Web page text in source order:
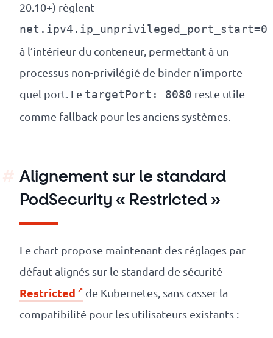
20.10+) règlent
net.ipv4.ip_unprivileged_port_start=0
à l’intérieur du conteneur, permettant à un
processus non-privilégié de binder n’importe
quel port. Le targetPort: 8080 reste utile
comme fallback pour les anciens systèmes.
Alignement sur le standard
PodSecurity « Restricted »
Le chart propose maintenant des réglages par
défaut alignés sur le standard de sécurité
Restricted
de Kubernetes, sans casser la
compatibilité pour les utilisateurs existants :